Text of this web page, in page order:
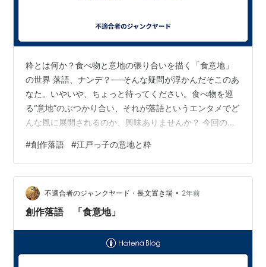
粋とは何か？食べ物と意地の張り合いを描く「食意地」
の世界 落語、ナンデ？──そんな疑問が浮かんだそこのあ
なた。いやいや、ちょっと待ってください。食べ物を巡
る“意地”のぶつかり合い、それが落語というエンタメでど
んな風に展開されるのか、興味ありませんか？ 今回の舞
わる瞬間、八ちゃんとご隠居が巻き込まれるユニークな
騒動が勃発します。話の中には「博多の麺事情」から
「大阪の食べ方」、さらには江戸っ子魂が炸裂する驚き
の展開が。さあ、八ちゃんはどう動くのか？そして最後
に生まれた“意外なもの”とは……？ ちょっぴり挑戦的で粋
#創作落語 #江戸っ子の意地と粋
不適合者のジャンクヤード・長文置き場 • 2年前
創作落語 「食意地」